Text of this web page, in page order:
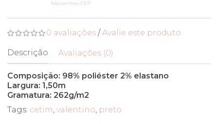
Não sei meu CEP
0 avaliações /Avalie este produto
Descrição Avaliações (0)
Composição: 98% poliéster 2% elastano
Largura: 1,50m
Gramatura: 262g/m2
Tags: cetim, valentino, preto